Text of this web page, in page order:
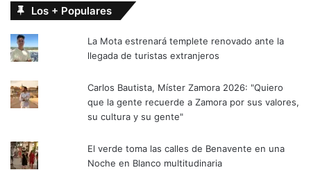
Los + Populares
La Mota estrenará templete renovado ante la
llegada de turistas extranjeros
Carlos Bautista, Míster Zamora 2026: "Quiero
que la gente recuerde a Zamora por sus valores,
su cultura y su gente"
El verde toma las calles de Benavente en una
Noche en Blanco multitudinaria